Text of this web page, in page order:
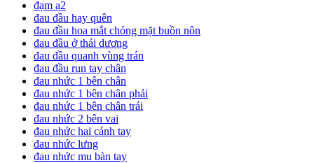
đạm a2
đau đầu hay quên
đau đầu hoa mắt chóng mặt buồn nôn
đau đầu ở thái dương
đau đầu quanh vùng trán
đau đầu run tay chân
đau nhức 1 bên chân
đau nhức 1 bên chân phải
đau nhức 1 bên chân trái
đau nhức 2 bên vai
đau nhức hai cánh tay
đau nhức lưng
đau nhức mu bàn tay